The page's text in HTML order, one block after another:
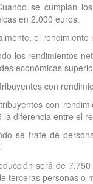
se cumplan
en 2.000 euros.
el
los rendimientos
económicas
con
con
la diferencia entre el
se trate de
será de
terceras personas o